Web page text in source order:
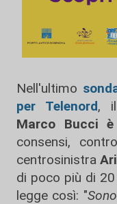
Nell'ultimo
per Telenord, il
Marco Bucci
consensi,
centrosinistra
di poco più di
legge così: "